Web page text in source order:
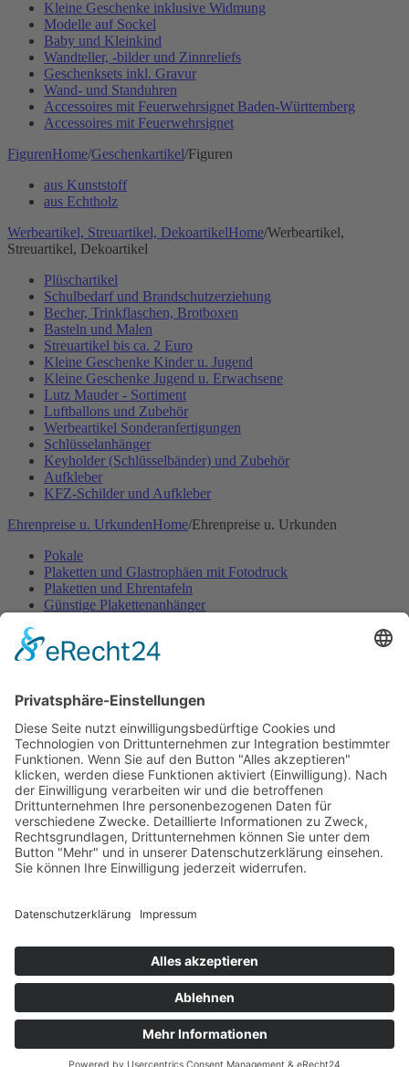
Kleine Geschenke inklusive Widmung
Modelle auf Sockel
Baby und Kleinkind
Wandteller, -bilder und Zinnreliefs
Geschenksets inkl. Gravur
Wand- und Standuhren
Accessoires mit Feuerwehrsignet Baden-Württemberg
Accessoires mit Feuerwehrsignet
FigurenHome/Geschenkartikel/Figuren
aus Kunststoff
aus Echtholz
Werbeartikel, Streuartikel, DekoartikelHome/Werbeartikel,
Streuartikel, Dekoartikel
Plüschartikel
Schulbedarf und Brandschutzerziehung
Becher, Trinkflaschen, Brotboxen
Basteln und Malen
Streuartikel bis ca. 2 Euro
Kleine Geschenke Kinder u. Jugend
Kleine Geschenke Jugend u. Erwachsene
Lutz Mauder - Sortiment
Luftballons und Zubehör
Werbeartikel Sonderanfertigungen
Schlüsselanhänger
Keyholder (Schlüsselbänder) und Zubehör
Aufkleber
KFZ-Schilder und Aufkleber
Ehrenpreise u. UrkundenHome/Ehrenpreise u. Urkunden
Pokale
Plaketten und Glastrophäen mit Fotodruck
Plaketten und Ehrentafeln
Günstige Plakettenanhänger
Ehrenpreisständer u. -figuren
Ehrenpreisständer Acryl GÜNSTIG
Urkunden-Sonderanfertigungen
Urkundenmappen und -rahmen
PokaleHome/Ehrenpreise u. Urkunden /Pokale
Pokalserie Tosca
FestartikelHome/Festartikel
Zubehör für Spendendosen
Glückwunschkarten und Geschenkpapier
Eintritts- u. Festabzeichen
Organisationsmaterial
Wachsfackeln, Stempel
Kundenkonto
E-Mail / Benutzername:
Passwort vergessen?